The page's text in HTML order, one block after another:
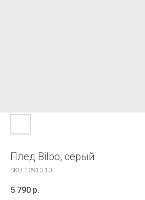
Плед Bilbo, серый
SKU: 13913.10
5 790 р.